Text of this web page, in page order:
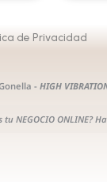
de Privacidad
- HIGH
tu NEGOCIO ONLINE?